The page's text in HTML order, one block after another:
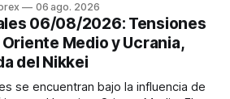
de riesgo y la debilidad del
fase de toma de beneficios y a la
06 ago. 2026
06/08/2026: Tensiones
Medio y Ucrania,
del Nikkei
se encuentran bajo la influencia de